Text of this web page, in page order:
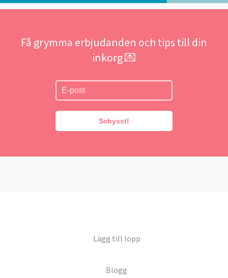
Få grymma erbjudanden och tips till din
inkorg 💌
Schysst!
Lägg till lopp
Blogg